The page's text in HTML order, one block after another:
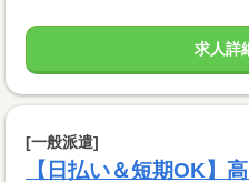
求人詳
[一般派遣]
【日払い＆短期OK】